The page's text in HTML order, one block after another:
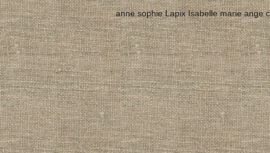
anne sophie LapixIsabelle marie ange